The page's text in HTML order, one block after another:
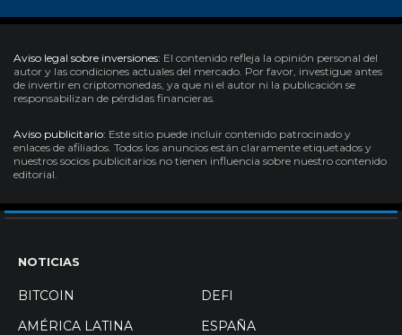
Aviso legal sobre inversiones: El contenido refleja la opinión personal del
autor y las condiciones actuales del mercado. Por favor, investigue antes
de invertir en criptomonedas, ya que ni el autor ni la publicación se
responsabilizan de pérdidas financieras.
Aviso publicitario: Este sitio puede incluir contenido patrocinado y
enlaces de afiliados. Todos los anuncios están claramente etiquetados y
nuestros socios publicitarios no tienen influencia sobre nuestro contenido
editorial.
NOTICIAS
BITCOIN
DEFI
AMÉRICA LATINA
ESPAÑA